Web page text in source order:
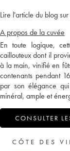
Lire l'article du blog
A propos de la cuvée
En toute logique,
caillouteux dont il
à la main, vinifié en
contenants pendant
par son élégance
minéral, ample et
CONSULTER
CÔTE DES